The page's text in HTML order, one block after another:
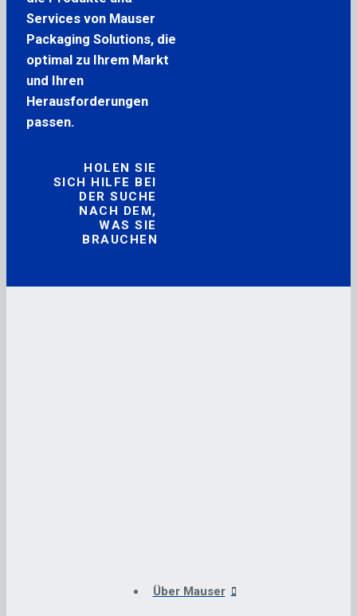
Services von Mauser
Packaging Solutions, die
optimal zu Ihrem Markt
und Ihren
Herausforderungen
passen.
HOLEN SIE
SICH HILFE BEI
DER SUCHE
NACH DEM,
WAS SIE
BRAUCHEN
Über Mauser